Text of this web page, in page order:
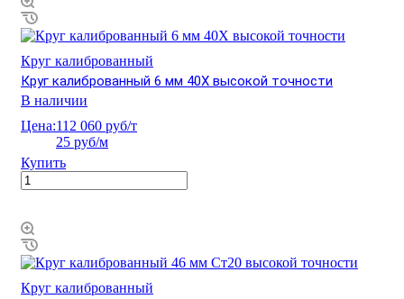
Круг калиброванный
Круг калиброванный 6 мм 40Х высокой точности
В наличии
Цена:112 060 руб/т
25 руб/м
Купить
Круг калиброванный